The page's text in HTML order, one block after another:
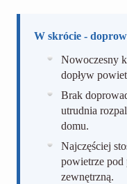
W skrócie -
Nowoczesny
dopływ
Brak
utrudnia
domu.
Najczęściej
powietrze pod
zewnętrzną.